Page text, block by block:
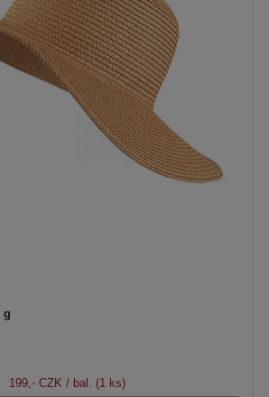
g
199,- CZK / bal. (1 ks)